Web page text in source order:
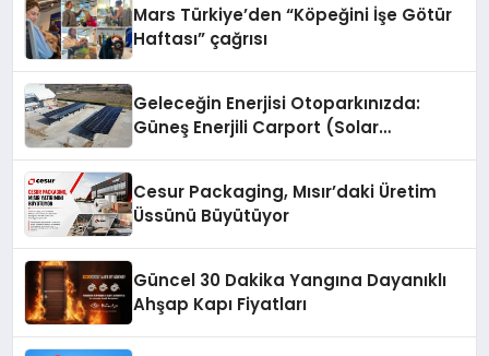
Mars Türkiye’den “Köpeğini İşe Götür
Haftası” çağrısı
Geleceğin Enerjisi Otoparkınızda:
Güneş Enerjili Carport (Solar
Cesur Packaging, Mısır’daki Üretim
Üssünü Büyütüyor
Güncel 30 Dakika Yangına Dayanıklı
Ahşap Kapı Fiyatları